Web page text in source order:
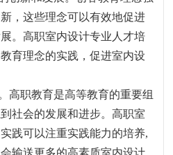
，这些理念可以有效地促进
。高职室内设计专业人才培
育理念的实践 ，促进室内设
高职教育是高等教育的重要组
社会的发展和进步。高职室
践可以注重实践能力的培养,
输送更多的高素质室内设计